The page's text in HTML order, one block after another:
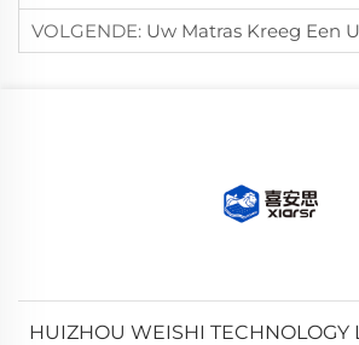
VOLGENDE: Uw Matras Kreeg Een Upgrade: Hier Is Alles Wat U
HUIZHOU WEISHI TECHNOLOGY